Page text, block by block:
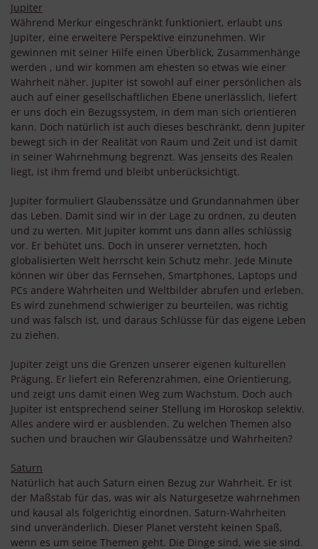
Jupiter
Während Merkur eingeschränkt funktioniert, erlaubt uns
Jupiter, eine erweitere Perspektive einzunehmen. Wir
gewinnen mit seiner Hilfe einen Überblick, Zusammenhänge
werden , und wir kommen am ehesten so etwas wie einer
Wahrheit näher. Jupiter ist sowohl auf einer persönlichen als
auch auf einer gesellschaftlichen Ebene unerlässlich, liefert
er uns doch ein Bezugssystem, in dem man sich orientieren
kann. Doch natürlich ist auch dieses beschränkt, denn Jupiter
bewegt sich in der Realität von Raum und Zeit und ist damit
in seiner Wahrnehmung begrenzt. Was jenseits des Realen
liegt, ist ihm fremd und bleibt unberücksichtigt.
Jupiter formuliert Glaubenssätze und Grundannahmen über
das Leben. Damit sind wir in der Lage zu ordnen, zu deuten
und zu werten. Mit Jupiter kommt uns dann alles schlüssig
vor. Er behütet uns. Doch in unserer vernetzten, hoch
globalisierten Welt herrscht kein Schutz mehr. Jede Minute
können wir über das Fernsehen, Smartphones, Laptops und
PCs andere Wahrheiten und Weltbilder abrufen und erleben.
Es wird zunehmend schwieriger zu beurteilen, was richtig
und was falsch ist, und daraus Schlüsse für das eigene Leben
zu ziehen.
Jupiter zeigt uns die Grenzen unserer eigenen kulturellen
Prägung. Er liefert ein Referenzrahmen, eine Orientierung,
und zeigt uns damit einen Weg zum Wachstum. Doch auch
Jupiter ist entsprechend seiner Stellung im Horoskop selektiv.
Alles andere wird er ausblenden. Zu welchen Themen also
suchen und brauchen wir Glaubenssätze und Wahrheiten?
Saturn
Natürlich hat auch Saturn einen Bezug zur Wahrheit. Er ist
der Maßstab für das, was wir als Naturgesetze wahrnehmen
und kausal als folgerichtig einordnen. Saturn-Wahrheiten
sind unveränderlich. Dieser Planet versteht keinen Spaß,
wenn es um seine Themen geht. Die Dinge sind, wie sie sind.